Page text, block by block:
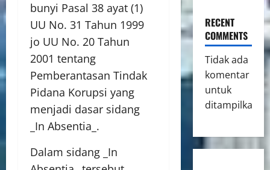
bunyi Pasal 38 ayat (1)
UU No. 31 Tahun 1999
jo UU No. 20 Tahun
2001 tentang
Pemberantasan Tindak
Pidana Korupsi yang
menjadi dasar sidang
_In Absentia_.
Dalam sidang _In
RECENT
COMMENTS
Tidak ada
komentar
untuk
ditampilkan.